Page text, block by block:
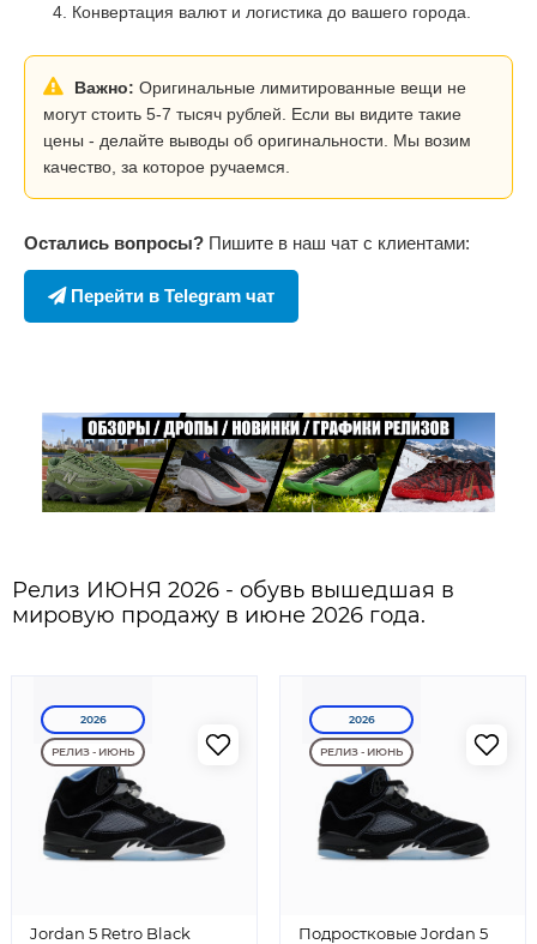
Конвертация валют и логистика до вашего города.
Важно: Оригинальные лимитированные вещи не
могут стоить 5-7 тысяч рублей. Если вы видите такие
цены - делайте выводы об оригинальности. Мы возим
качество, за которое ручаемся.
Остались вопросы? Пишите в наш чат с клиентами:
Перейти в Telegram чат
Релиз ИЮНЯ 2026 - обувь вышедшая в
мировую продажу в июне 2026 года.
2026
РЕЛИЗ - ИЮНЬ
Jordan 5 Retro Black
2026
РЕЛИЗ - ИЮНЬ
Подростковые Jordan 5